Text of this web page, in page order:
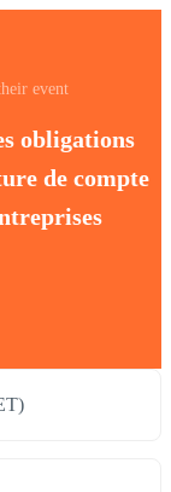
event
obligations
de compte